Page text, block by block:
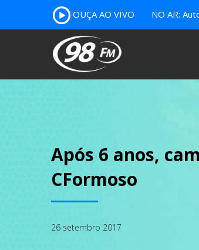
OUÇA AO VIVO NO AR:
Após 6 anos,
CFormoso
26 setembro 2017